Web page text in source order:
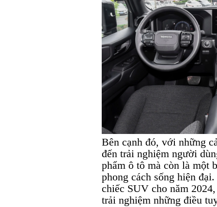
Bên cạnh đó, với những
đến trải nghiệm người
phẩm ô tô mà còn là một
phong cách sống hiện
chiếc SUV cho năm
trải nghiệm những điều